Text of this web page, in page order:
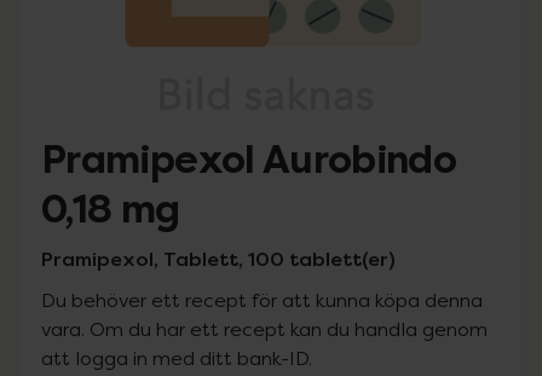
Pramipexol Aurobindo
0,18 mg
Pramipexol, Tablett, 100 tablett(er)
Du behöver ett recept för att kunna köpa denna
vara. Om du har ett recept kan du handla genom
att logga in med ditt bank-ID.